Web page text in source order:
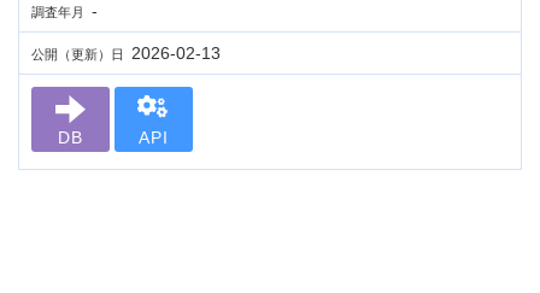
調査年月 -
公開（更新）日 2026-02-13
DB API